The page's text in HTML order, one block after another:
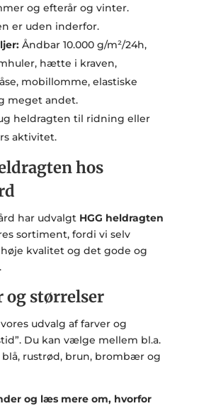
og efterår og vinter.
er uden inderfor.
Åndbar 10.000 g/m²/24h,
hætte i kraven,
mobillomme, elastiske
meget andet.
heldragten til ridning eller
aktivitet.
hos
har udvalgt HGG heldragten
sortiment, fordi vi selv
kvalitet og det gode og
og størrelser
udvalg af farver og
Du kan vælge mellem bl.a.
blå, rustrød, brun, brombær og
og læs mere om, hvorfor